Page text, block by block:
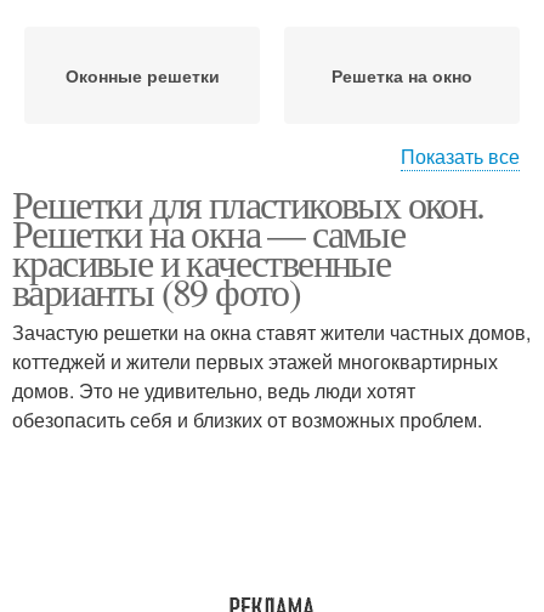
Оконные решетки Решетка на окно
Внутренние решетки Защитные решетки
Показать все
Решетки для пластиковых окон.
Решетки на окна — самые
красивые и качественные
варианты (89 фото)
Зачастую решетки на окна ставят жители частных домов,
коттеджей и жители первых этажей многоквартирных
домов. Это не удивительно, ведь люди хотят
обезопасить себя и близких от возможных проблем.